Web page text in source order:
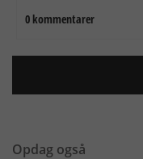
Opdag også